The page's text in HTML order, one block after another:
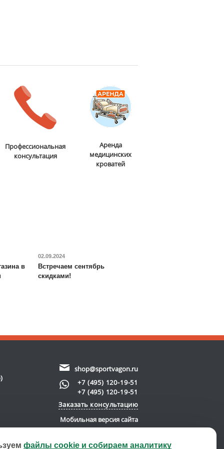
Профессиональная
консультация
Аренда
медицинских
кроватей
в
02.09.2024
Встречаем сентябрь
скидками!
shop@sportvagon.ru
+7 (495) 120-19-51
+7 (495) 120-19-51
Заказать консультацию
Мобильная версия сайта
файлы cookie и собираем аналитику